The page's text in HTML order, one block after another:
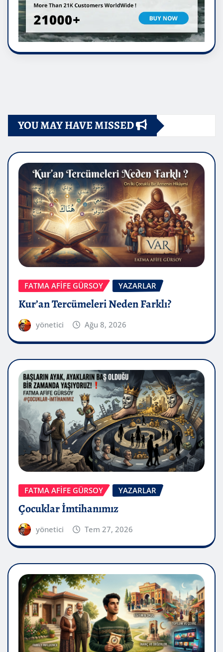
YOU MAY HAVE MISSED
FATMA AFİFE GÜRSOY YAZARLAR
Kur’an Tercümeleri Neden Farklı?
yönetici Ağu 8, 2026
FATMA AFİFE GÜRSOY YAZARLAR
Çocuklar İmtihanımız
yönetici Tem 27, 2026